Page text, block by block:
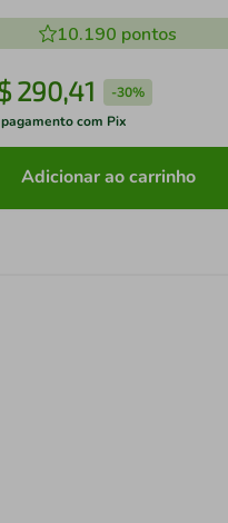
10.190 pontos
290,41 -30%
com Pix
Adicionar ao carrinho